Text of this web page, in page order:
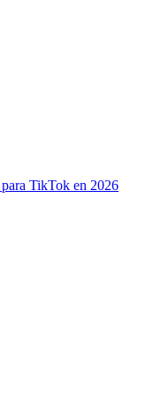
TikTok en 2026